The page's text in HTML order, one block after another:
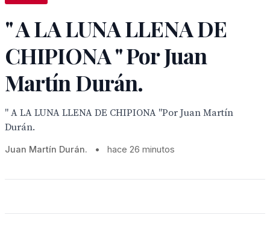
" A LA LUNA LLENA DE
CHIPIONA " Por Juan
Martín Durán.
" A LA LUNA LLENA DE CHIPIONA "Por Juan Martín
Durán.
Juan Martín Durán. • hace 26 minutos